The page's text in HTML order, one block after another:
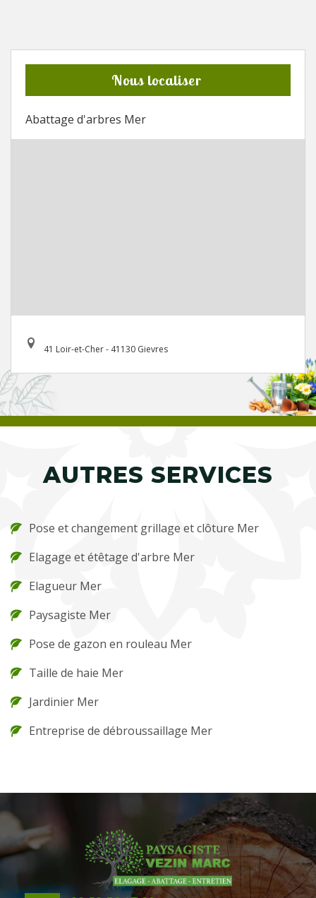
Nous localiser
Abattage d'arbres Mer
41 Loir-et-Cher - 41130 Gievres
AUTRES SERVICES
Pose et changement grillage et clôture Mer
Elagage et étêtage d'arbre Mer
Elagueur Mer
Paysagiste Mer
Pose de gazon en rouleau Mer
Taille de haie Mer
Jardinier Mer
Entreprise de débroussaillage Mer